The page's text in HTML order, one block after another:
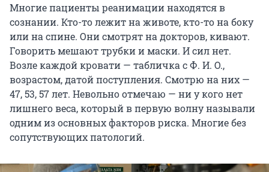
Многие пациенты реанимации находятся в
сознании. Кто-то лежит на животе, кто-то на боку
или на спине. Они смотрят на докторов, кивают.
Говорить мешают трубки и маски. И сил нет.
Возле каждой кровати — табличка с Ф. И. О.,
возрастом, датой поступления. Смотрю на них —
47, 53, 57 лет. Невольно отмечаю — ни у кого нет
лишнего веса, который в первую волну называли
одним из основных факторов риска. Многие без
сопутствующих патологий.